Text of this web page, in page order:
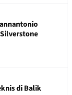
di Balik